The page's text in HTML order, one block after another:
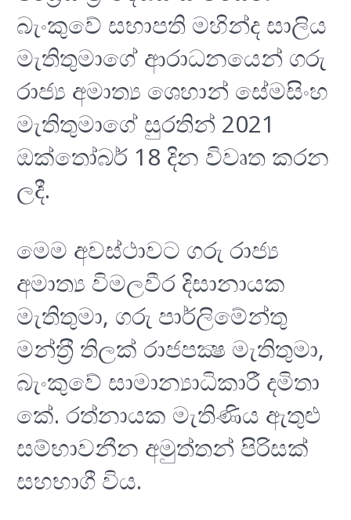
බැංකුවේ සභාපති මහින්ද සාලිය
මැතිතුමාගේ ආරාධනයෙන් ගරු
රාජ්‍ය අමාත්‍ය ශෙහාන් සේමසිංහ
මැතිතුමාගේ සුරතින් 2021
ඔක්තෝබර් 18 දින විවෘත කරන
ලදී.
මෙම අවස්ථාවට ගරු රාජ්‍ය
අමාත්‍ය විමලවීර දිසානායක
මැතිතුමා, ගරු පාර්ලිමේන්තු
මන්ත‍්‍රී තිලක් රාජපක්‍ෂ මැතිතුමා,
බැංකුවේ සාමාන්‍යාධිකාරී දමිතා
කේ. රත්නායක මැතිණිය ඇතුළු
සම්භාවනීන අමුත්තන් පිරිසක්
සහභාගී විය.